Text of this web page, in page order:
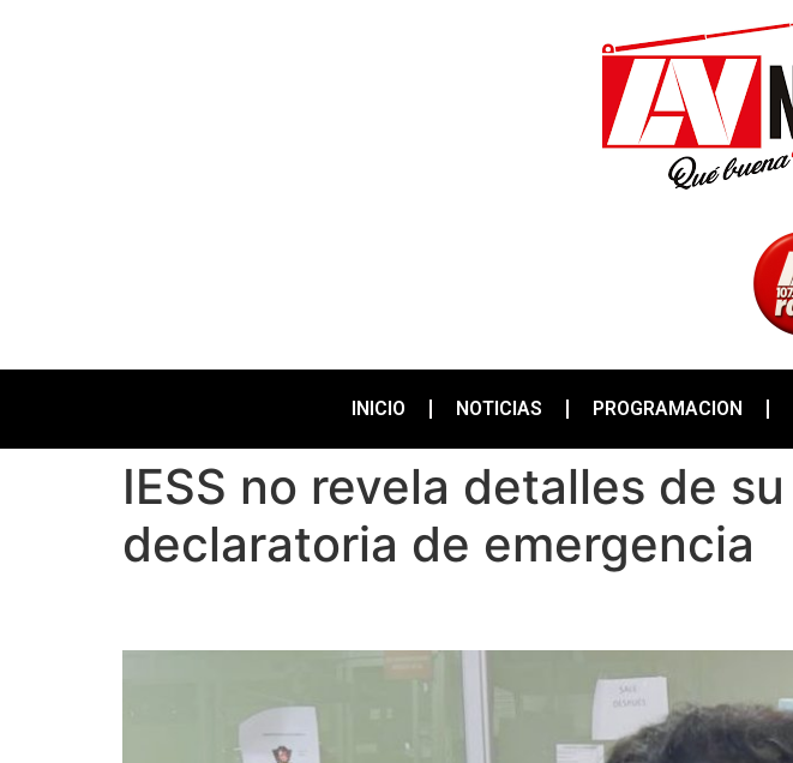
INICIO NOTICIAS PROGRAMACION
IESS no revela detalles de
declaratoria de emergencia